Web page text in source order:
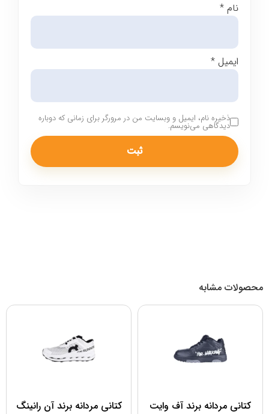
نام *
ایمیل *
ذخیره نام، ایمیل و وبسایت من در مرورگر برای زمانی که دوباره
دیدگاهی می‌نویسم.
محصولات مشابه
کتانی مردانه برند آف وایت
کتانی مردانه برند آن رانینگ